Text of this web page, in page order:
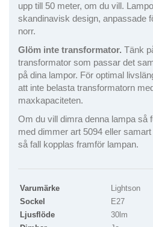
upp till 50 meter, om du vill.
skandinavisk design, anpassade
norr.
Glöm inte transformator. Tänk
transformator som passar det
på dina lampor. För optimal
att inte belasta transformatorn
maxkapaciteten.
Om du vill dimra denna lampa så
med dimmer art 5094 eller
så fall kopplas framför lampan.
Varumärke
Lightson
Sockel
E27
Ljusflöde
30lm